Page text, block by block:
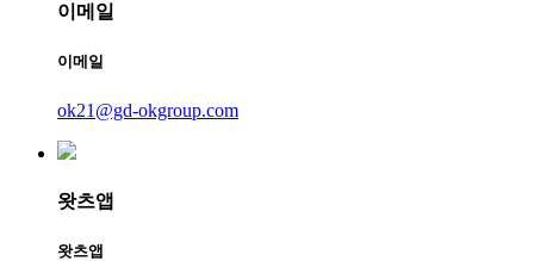
이메일
이메일
ok21@gd-okgroup.com
왓츠앱
왓츠앱